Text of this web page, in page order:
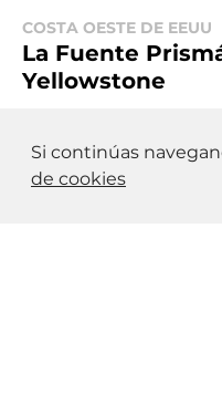
COSTA OESTE DE EEUU
La Fuente
Yellowstone
Lo mejor de la
Si continúas
de cookies